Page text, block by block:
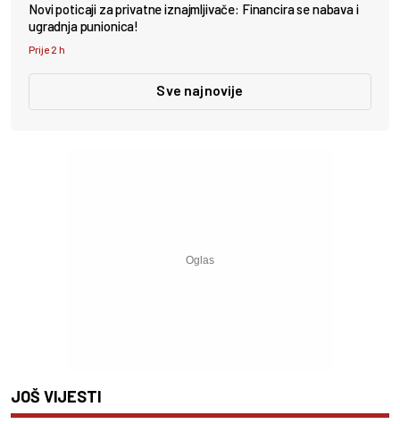
Novi poticaji za privatne iznajmljivače: Financira se nabava i
ugradnja punionica!
Prije 2 h
Sve najnovije
JOŠ VIJESTI